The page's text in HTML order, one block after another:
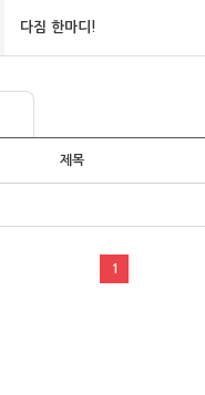
다짐 한마디!
제목
1